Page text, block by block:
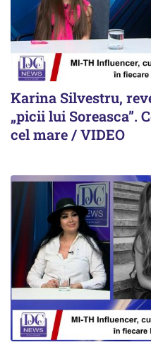
Karina Silvestru,
„picii lui Soreasca”.
cel mare / VIDEO